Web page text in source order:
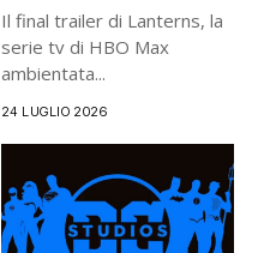
Il final trailer di Lanterns, la
serie tv di HBO Max
ambientata...
24 LUGLIO 2026